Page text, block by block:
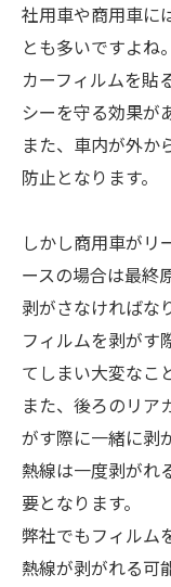
社用車や商用車に
とも多いですよね。
カーフィルムを貼
シーを守る効果が
また、車内が外か
防止となります。
しかし商用車がリ
ースの場合は最終
剥がさなければな
フィルムを剥がす
てしまい大変なこ
また、後ろのリア
がす際に一緒に剥
熱線は一度剥がれ
要となります。
弊社でもフィルム
熱線が剥がれる可